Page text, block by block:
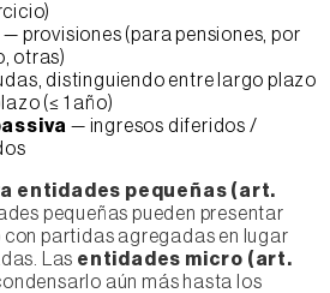
— provisiones (para pensiones, por
otras)
distinguiendo entre largo plazo
(≤ 1 año)
— ingresos diferidos /
entidades pequeñas (art.
pequeñas pueden presentar
con partidas agregadas en lugar
Las entidades micro (art.
aún más hasta los